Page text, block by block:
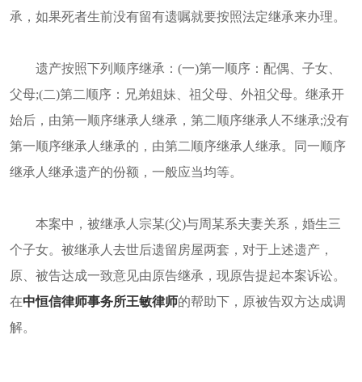
承，如果死者生前没有留有遗嘱就要按照法定继承来办理。
遗产按照下列顺序继承：(一)第一顺序：配偶、子女、
父母;(二)第二顺序：兄弟姐妹、祖父母、外祖父母。继承开
始后，由第一顺序继承人继承，第二顺序继承人不继承;没有
第一顺序继承人继承的，由第二顺序继承人继承。同一顺序
继承人继承遗产的份额，一般应当均等。
本案中，被继承人宗某(父)与周某系夫妻关系，婚生三
个子女。被继承人去世后遗留房屋两套，对于上述遗产，
原、被告达成一致意见由原告继承，现原告提起本案诉讼。
在中恒信律师事务所王敏律师的帮助下，原被告双方达成调
解。